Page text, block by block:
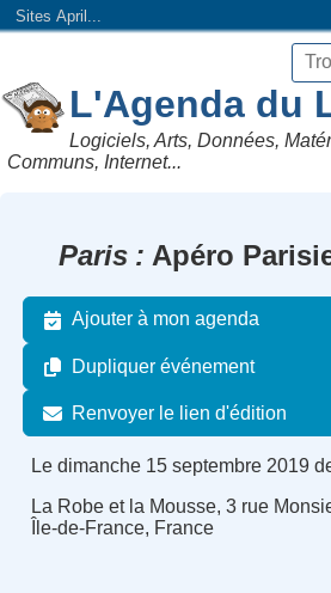
Sites April...
L'Agenda du
Logiciels, Arts, Données,
Communs, Internet...
Paris Apéro
Ajouter à mon agenda
Dupliquer événement
Renvoyer le lien d'édition
Le dimanche 15 septembre 2019
La Robe et la Mousse, 3 rue
Île-de-France, France